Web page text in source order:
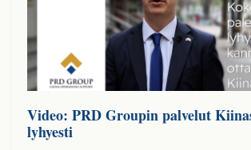
Video: PRD Groupin palvelut
lyhyesti